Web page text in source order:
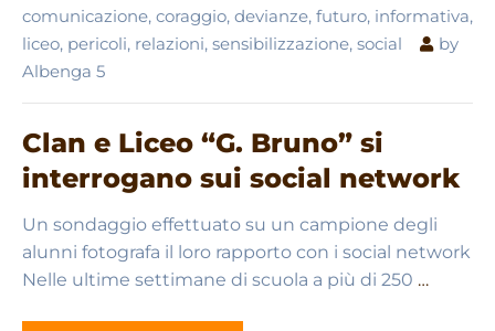
comunicazione, coraggio, devianze, futuro, informativa,
liceo, pericoli, relazioni, sensibilizzazione, social
by
Albenga 5
Clan e Liceo “G. Bruno” si
interrogano sui social network
Un sondaggio effettuato su un campione degli
alunni fotografa il loro rapporto con i social network
Nelle ultime settimane di scuola a più di 250 …